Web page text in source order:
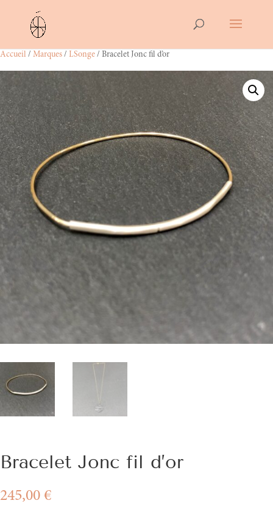
Accueil / Marques / LSonge / Bracelet Jonc fil d’or
Bracelet Jonc fil d’or
245,00 €